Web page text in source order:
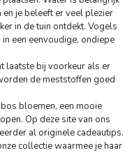
je beleeft er veel plezier
in de tuin ontdekt. Vogels
een eenvoudige, ondiepe
laatste bij voorkeur als er
de meststoffen goed
bloemen, een mooie
Op deze site van ons
al originele cadeautips.
collectie waarmee je haar